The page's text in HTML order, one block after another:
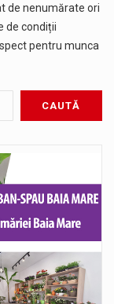
de nenumărate ori
de condiții
pentru munca